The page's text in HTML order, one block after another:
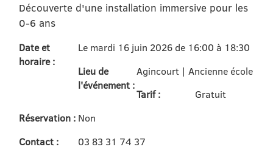
Découverte d'une installation immersive pour les
0-6 ans
Date et
horaire :
Le mardi 16 juin 2026 de 16:00 à 18:30
Lieu de
l'événement :
Agincourt | Ancienne école
Tarif :
Gratuit
Réservation : Non
Contact :
03 83 31 74 37